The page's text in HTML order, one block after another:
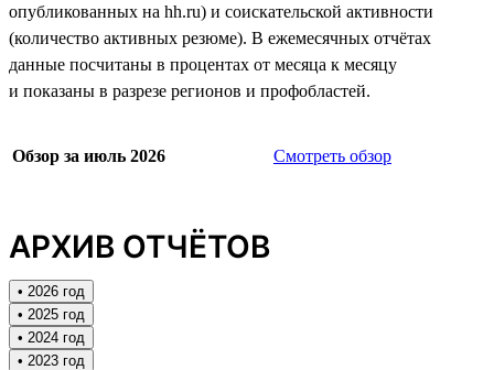
опубликованных на hh.ru) и соискательской активности
(количество активных резюме). В ежемесячных отчётах
данные посчитаны в процентах от месяца к месяцу
и показаны в разрезе регионов и профобластей.
Обзор за июль 2026 Смотреть обзор
АРХИВ ОТЧЁТОВ
• 2026 год
• 2025 год
• 2024 год
• 2023 год